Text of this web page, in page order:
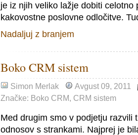
je iz njih veliko lažje dobiti celotno
kakovostne poslovne odločitve.
Nadaljuj z branjem
Boko CRM sistem
Simon Merlak
Avgust 09, 2011
Značke: Boko CRM, CRM sistem
Med drugim smo v podjetju razvili
odnosov s strankami. Najprej je